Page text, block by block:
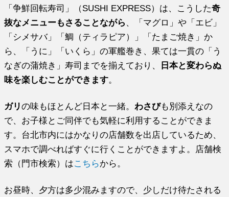
「争鮮回転寿司」（SUSHI EXPRESS）は、こうした奇
抜なメニューもさることながら 、「マグロ」や「エビ」
「シメサバ」「鯛（ティラピア）」「たまご焼き」か
ら、「うに」「いくら」の軍艦巻き、果ては一貫の「う
なぎの蒲焼き」寿司までを揃えており、
日本と変わらぬ
味を楽しむことができます。
ガリの味もほとんど日本と一緒。わさびも別添えなの
で、お子様とご同伴でも気軽に利用することができま
す。台北市内にはかなりの店舗数を出店しているため、
スマホで調べればすぐに行くことができますよ。店舗検
索（門市検索）はこちらから。
お昼時、夕方は多少混みますので、少しだけ待たされる